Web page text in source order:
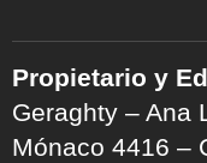
Propietario y
Geraghty – Ana
Mónaco 4416 –